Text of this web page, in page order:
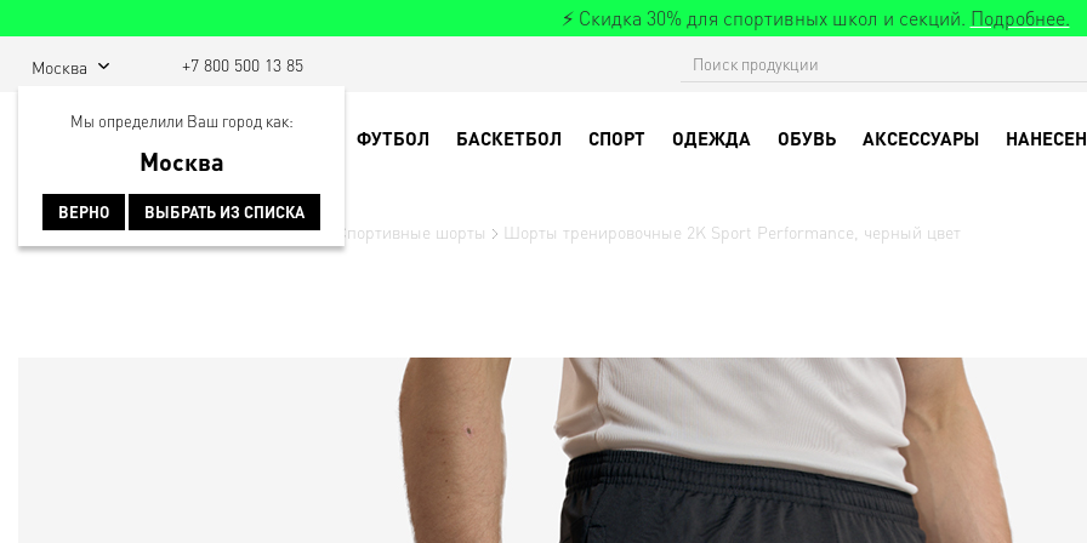
⚡ Скидка 30% для спортивных школ и секций. Подробнее.
Москва
Мы определили Ваш город как:
Москва
ВЕРНО ВЫБРАТЬ ИЗ СПИСКА
+7 800 500 13 85
ФУТБОЛ БАСКЕТБОЛ СПОРТ ОДЕЖДА ОБУВЬ АКСЕССУАРЫ
Главная Спортивная одежда Шорты Спортивные шорты Шорты тренировочные 2K Sport Performance, черный цвет